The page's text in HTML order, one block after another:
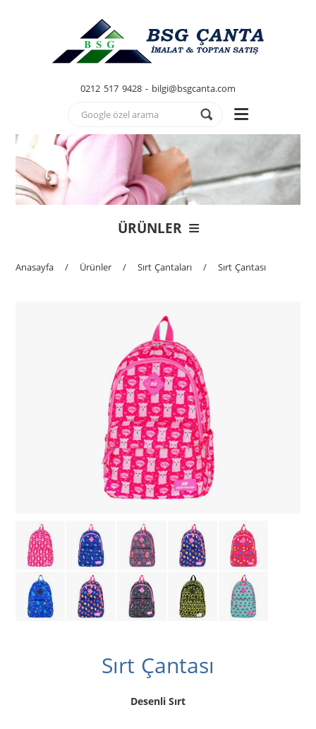
0212 517 9428 - bilgi@bsgcanta.com
ÜRÜNLER
Anasayfa / Ürünler / Sırt Çantaları / Sırt Çantası
Sırt Çantası
Desenli Sırt